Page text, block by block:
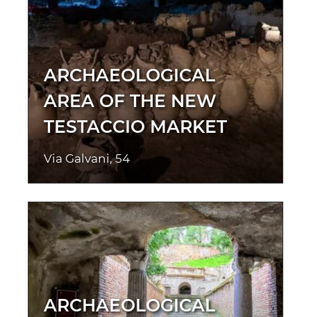
ARCHAEOLOGICAL
AREA OF THE NEW
TESTACCIO MARKET
Via Galvani, 54
ARCHAEOLOGICAL